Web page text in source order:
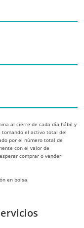
al cierre de cada día hábil y
tomando el activo total del
por el número total de
con el valor de
comprar o vender
en bolsa.